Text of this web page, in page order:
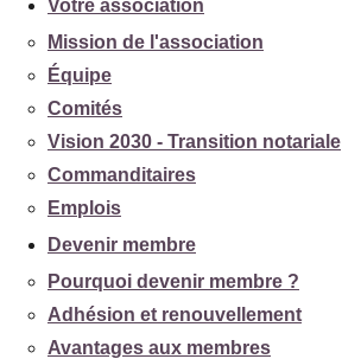
Votre association
Mission de l'association
Équipe
Comités
Vision 2030 - Transition notariale
Commanditaires
Emplois
Devenir membre
Pourquoi devenir membre ?
Adhésion et renouvellement
Avantages aux membres